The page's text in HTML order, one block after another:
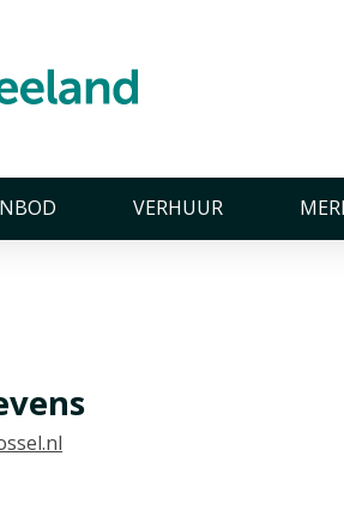
VERHUUR
Maxus Goes